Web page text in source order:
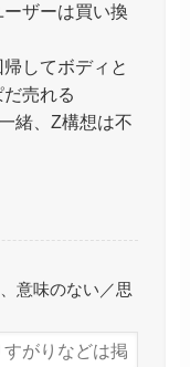
ザーは買い換
してボディと
売れる
緒、Z構想は不
意味のない／思